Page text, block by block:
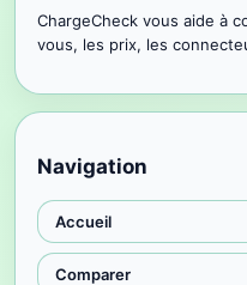
ChargeCheck vous aide à
vous, les prix, les
Navigation
Accueil
Comparer